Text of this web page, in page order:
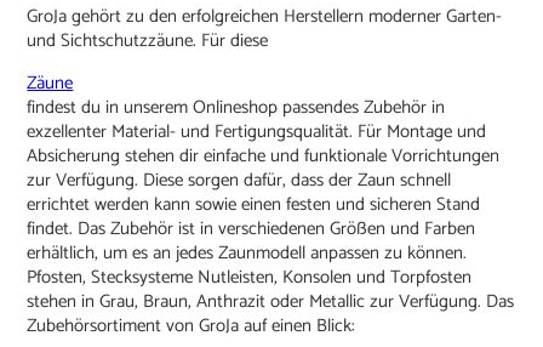
GroJa gehört zu den erfolgreichen Herstellern moderner Garten-
und Sichtschutzzäune. Für diese
Zäune
findest du in unserem Onlineshop passendes Zubehör in
exzellenter Material- und Fertigungsqualität. Für Montage und
Absicherung stehen dir einfache und funktionale Vorrichtungen
zur Verfügung. Diese sorgen dafür, dass der Zaun schnell
errichtet werden kann sowie einen festen und sicheren Stand
findet. Das Zubehör ist in verschiedenen Größen und Farben
erhältlich, um es an jedes Zaunmodell anpassen zu können.
Pfosten, Stecksysteme Nutleisten, Konsolen und Torpfosten
stehen in Grau, Braun, Anthrazit oder Metallic zur Verfügung. Das
Zubehörsortiment von GroJa auf einen Blick: